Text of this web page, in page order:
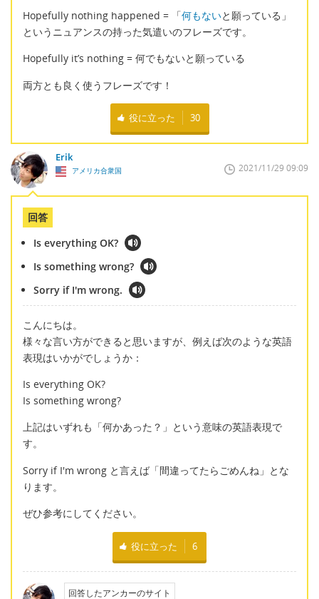
Hopefully nothing happened = 「何もないと願っている」
というニュアンスの持った気遣いのフレーズです。
Hopefully it’s nothing = 何でもないと願っている
両方とも良く使うフレーズです！
役に立った 30
Erik
アメリカ合衆国 2021/11/29 09:09
回答
Is everything OK?
Is something wrong?
Sorry if I'm wrong.
こんにちは。
様々な言い方ができると思いますが、例えば次のような英語
表現はいかがでしょうか：
Is everything OK?
Is something wrong?
上記はいずれも「何かあった？」という意味の英語表現で
す。
Sorry if I'm wrong と言えば「間違ってたらごめんね」とな
ります。
ぜひ参考にしてください。
役に立った 6
回答したアンカーのサイト